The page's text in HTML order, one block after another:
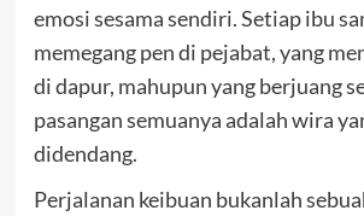
emosi sesama sendiri. Setiap ibu
memegang pen di pejabat, yang
di dapur, mahupun yang berjuang
pasangan semuanya adalah wira
didendang.
Perjalanan keibuan bukanlah